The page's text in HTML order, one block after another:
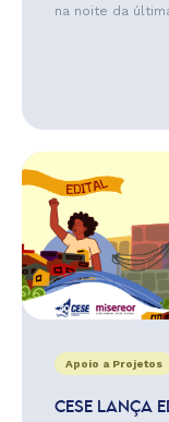
na noite da
Apoio a Projetos
CESE LANÇA